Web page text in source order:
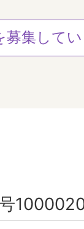
募集して